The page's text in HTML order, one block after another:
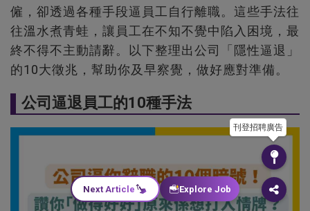
僱，卻透過各種手段逼員工自行離職。這些手法往
往溫水煮青蛙，讓員工在不知不覺中陷入困境，最
終不得不主動請辭。以下整理出公司「隱性逼退」
的10大徵兆，幫助你及早察覺，做好應對準備。
公司逼退員工的10種手法
刊登招聘廣告
Next Article Explore Job